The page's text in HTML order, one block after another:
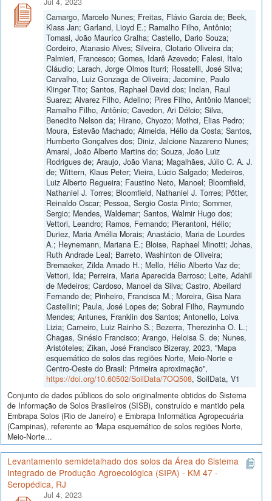
Camargo, Marcelo Nunes; Freitas, Flávio Garcia de; Beek,
Klass Jan; Garland, Lioyd E.; Ramalho Filho, Antônio;
Tomasi, João Mauríco Gralha; Castello, Dario Souza;
Cordeiro, Atanasio Alves; Silveira, Clotario Oliveira da;
Palmieri, Francesco; Gomes, Idarê Azevedo; Falesi, Italo
Cláudio; Larach, Jorge Olmos Iturri; Rosatelli, José Silva;
Carvalho, Luiz Gonzaga de Oliveira; Jacomine, Paulo
Klinger Tito; Santos, Raphael David dos; Inclan, Raul
Suarez; Alvarez Filho, Adelino; Pires Filho, Antônio Manoel;
Ramalho Filho, Antônio; Cavedon, Ari Délcio; Silva,
Benedito Nelson da; Hirano, Chyozo; Mothci, Elias Pedro;
Moura, Estevão Machado; Almeida, Hélio da Costa; Santos,
Humberto Gonçalves dos; Diniz, Jalcione Nazareno Nunes;
Amaral, João Alberto Martins do; Souza, João Luiz
Rodrigues de; Araujo, João Viana; Magalhães, Júlio C. A. J.
de; Wittern, Klaus Peter; Vieira, Lúcio Salgado; Medeiros,
Luiz Alberto Regueira; Faustino Neto, Manoel; Bloomfield,
Nathaniel J. Torres; Bloomfield, Nathaniel J. Torres; Pötter,
Reinaldo Oscar; Pessoa, Sergio Costa Pinto; Sommer,
Sergio; Mendes, Waldemar; Santos, Walmir Hugo dos;
Vettori, Leandro; Ramos, Fernando; Pierantoni, Hélio;
Duriez, Maria Amélia Morais; Anastácio, Maria de Lourdes
A.; Heynemann, Mariana E.; Bloise, Raphael Minotti; Johas,
Ruth Andrade Leal; Barreto, Washinton de Oliveira;
Bremaeker, Zilda Amado H.; Mello, Hélio Alberto Vaz de;
Vettori, Ida; Perreira, Maria Aparecida Barroso; Leite, Adahil
de Medeiros; Cardoso, Manoel da Silva; Castro, Abeilard
Fernando de; Pinheiro, Francisca M.; Moreira, Gisa Nara
Castellini; Paula, José Lopes de; Sobral Filho, Raymundo
Mendes; Antunes, Franklin dos Santos; Antonello, Loiva
Lizia; Carneiro, Luiz Rainho S.; Bezerra, Therezinha O. L.;
Chagas, Sinésio Francisco; Arango, Heloisa S. de; Nunes,
Aristóteles; Zikan, José Francisco Bizeray, 2023, "Mapa
esquemático de solos das regiões Norte, Meio-Norte e
Centro-Oeste do Brasil: Primeira aproximação",
https://doi.org/10.60502/SoilData/7OQ508, SoilData, V1
Conjunto de dados públicos do solo originalmente obtidos do Sistema
de Informação de Solos Brasileiros (SISB), construído e mantido pela
Embrapa Solos (Rio de Janeiro) e Embrapa Informática Agropecuária
(Campinas), referente ao 'Mapa esquemático de solos regiões Norte,
Meio-Norte...
Levantamento semidetalhado dos solos da Área do Sistema
Integrado de Produção Agroecológica (SIPA) - KM 47 -
Seropédica, RJ
Jul 4, 2023